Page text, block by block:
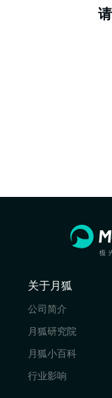
关于月狐
公司简介
月狐研究院
月狐小百科
行业影响